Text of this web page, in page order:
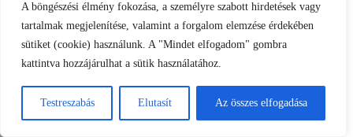
A böngészési élmény fokozása, a személyre szabott hirdetések vagy
tartalmak megjelenítése, valamint a forgalom elemzése érdekében
sütiket (cookie) használunk. A "Mindet elfogadom" gombra
kattintva hozzájárulhat a sütik használatához.
Testreszabás Elutasít Az összes elfogadása